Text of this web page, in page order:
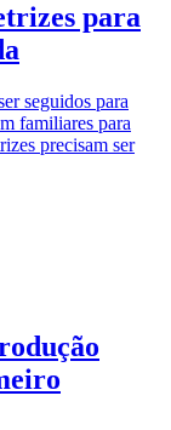
para
seguidos para
familiares para
precisam ser